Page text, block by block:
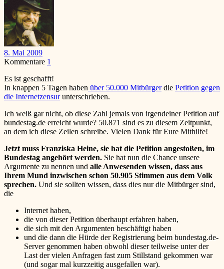
8. Mai 2009
Kommentare 1
Es ist geschafft!
In knappen 5 Tagen haben über 50.000 Mitbürgerdie Petition gegen
die Internetzensurunterschrieben.
Ich weiß gar nicht, ob diese Zahl jemals von irgendeiner Petition auf
bundestag.de erreicht wurde? 50.871 sind es zu diesem Zeitpunkt,
an dem ich diese Zeilen schreibe. Vielen Dank für Eure Mithilfe!
Jetzt muss Franziska Heine, sie hat die Petition angestoßen, im
Bundestag angehört werden. Sie hat nun die Chance unsere
Argumente zu nennen und alle Anwesenden wissen, dass aus
Ihrem Mund inzwischen schon 50.905 Stimmen aus dem Volk
sprechen. Und sie sollten wissen, dass dies nur die Mitbürger sind,
die
Internet haben,
die von dieser Petition überhaupt erfahren haben,
die sich mit den Argumenten beschäftigt haben
und die dann die Hürde der Registrierung beim bundestag.de-
Server genommen haben obwohl dieser teilweise unter der
Last der vielen Anfragen fast zum Stillstand gekommen war
(und sogar mal kurzzeitig ausgefallen war).